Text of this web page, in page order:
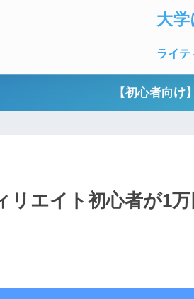
大
ライテ
【初心者向け
リエイト初心者が1